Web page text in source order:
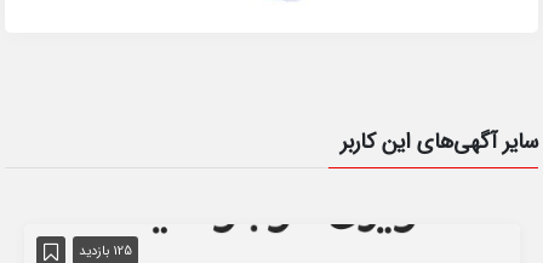
سایر آگهی‌های این کاربر
125 بازدید